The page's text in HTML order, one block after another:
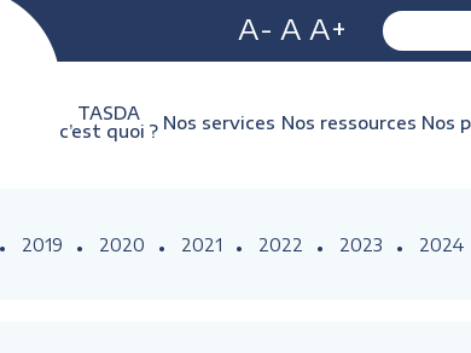
A- A A+
TASDA
c’est quoi ? Nos services Nos ressources Nos
2019 2020 2021 2022 2023 2024